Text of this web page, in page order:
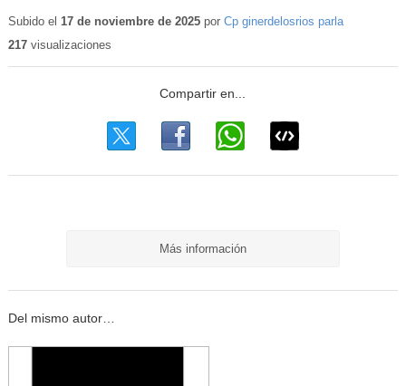
Subido el 17 de noviembre de 2025por Cp ginerdelosrios parla
217visualizaciones
Más información
Del mismo autor…